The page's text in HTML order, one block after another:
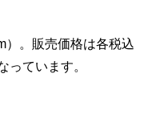
）。販売価格は各税込
っています。